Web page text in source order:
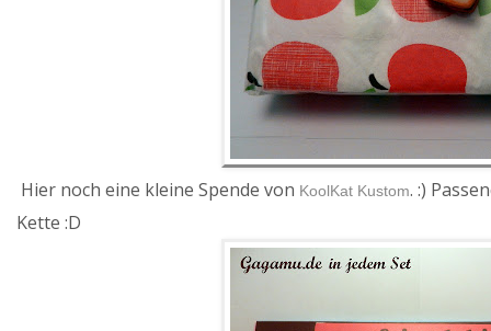
Hier noch eine kleine Spende von KoolKat Kustom. :)
Kette :D